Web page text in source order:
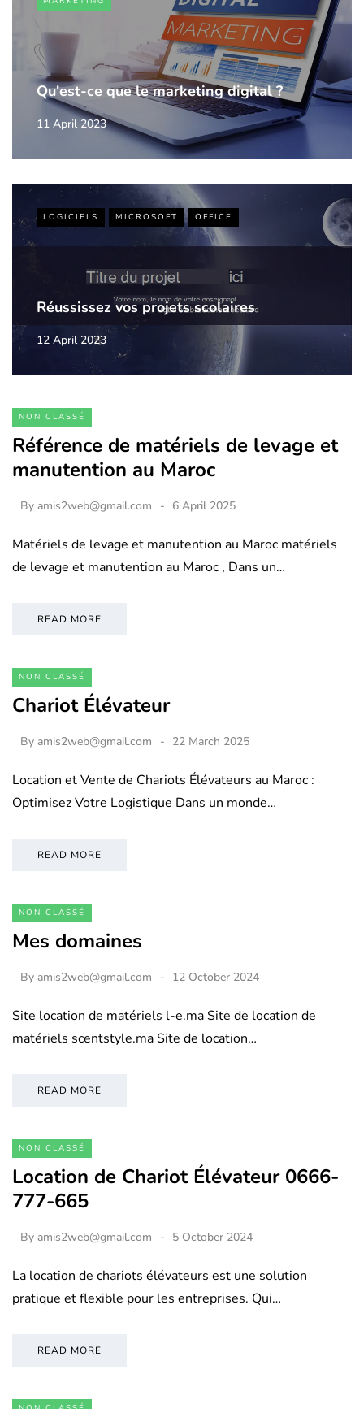
Qu'est-ce que le marketing digital ?
11 April 2023
LOGICIELS MICROSOFT OFFICE
Réussissez vos projets scolaires
12 April 2023
NON CLASSÉ
Référence de matériels de levage et
manutention au Maroc
By amis2web@gmail.com 6 April 2025
Matériels de levage et manutention au Maroc matériels
de levage et manutention au Maroc , Dans un…
READ MORE
NON CLASSÉ
Chariot Élévateur
By amis2web@gmail.com 22 March 2025
Location et Vente de Chariots Élévateurs au Maroc :
Optimisez Votre Logistique Dans un monde…
READ MORE
NON CLASSÉ
Mes domaines
By amis2web@gmail.com 12 October 2024
Site location de matériels l-e.ma Site de location de
matériels scentstyle.ma Site de location…
READ MORE
NON CLASSÉ
Location de Chariot Élévateur 0666-
777-665
By amis2web@gmail.com 5 October 2024
La location de chariots élévateurs est une solution
pratique et flexible pour les entreprises. Qui…
READ MORE